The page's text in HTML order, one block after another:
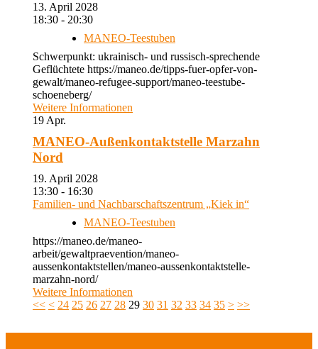
13. April 2028
18:30 - 20:30
MANEO-Teestuben
Schwerpunkt: ukrainisch- und russisch-sprechende
Geflüchtete https://maneo.de/tipps-fuer-opfer-von-
gewalt/maneo-refugee-support/maneo-teestube-
schoeneberg/
Weitere Informationen
19 Apr.
MANEO-Außenkontaktstelle Marzahn
Nord
19. April 2028
13:30 - 16:30
Familien- und Nachbarschaftszentrum „Kiek in“
MANEO-Teestuben
https://maneo.de/maneo-
arbeit/gewaltpraevention/maneo-
aussenkontaktstellen/maneo-aussenkontaktstelle-
marzahn-nord/
Weitere Informationen
<< < 24 25 26 27 28 29 30 31 32 33 34 35 > >>